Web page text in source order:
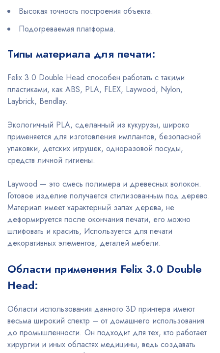
Высокая точность построения объекта.
Подогреваемая платформа.
Типы материала для печати:
Felix 3.0 Double Head способен работать с такими
пластиками, как ABS, PLA, FLEX, Laywood, Nylon,
Laybrick, Bendlay.
Экологичный PLA, сделанный из кукурузы, широко
применяется для изготовления имплантов, безопасной
упаковки, детских игрушек, одноразовой посуды,
средств личной гигиены.
Laywood — это смесь полимера и древесных волокон.
Готовое изделие получается стилизованным под дерево.
Материал имеет характерный запах дерева, не
деформируется после окончания печати, его можно
шлифовать и красить, Используется для печати
декоративных элементов, деталей мебели.
Области применения Felix 3.0 Double
Head:
Области использования данного 3D принтера имеют
весьма широкий спектр – от домашнего использования
до промышленности. Он подходит для тех, кто работает
хирургии и иных областях медицины, ведь создавать